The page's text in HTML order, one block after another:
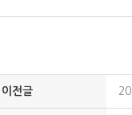
이전글